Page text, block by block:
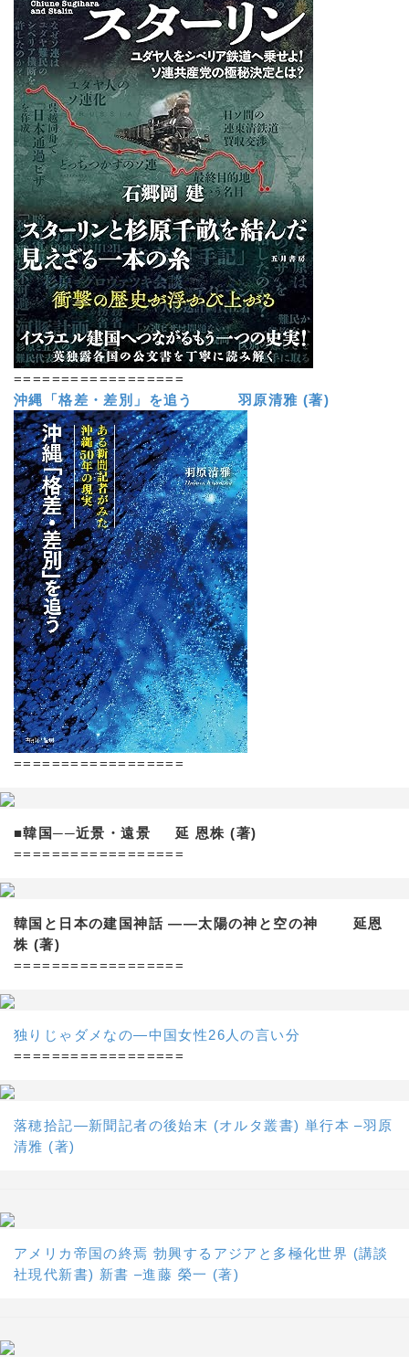
==================
沖縄「格差・差別」を追う 羽原清雅 (著)
==================
■韓国──近景・遠景 延 恩株 (著)
==================
韓国と日本の建国神話 ——太陽の神と空の神 延恩
株 (著)
==================
独りじゃダメなの―中国女性26人の言い分
==================
落穂拾記―新聞記者の後始末 (オルタ叢書) 単行本 –羽原
清雅 (著)
アメリカ帝国の終焉 勃興するアジアと多極化世界 (講談
社現代新書) 新書 –進藤 榮一 (著)